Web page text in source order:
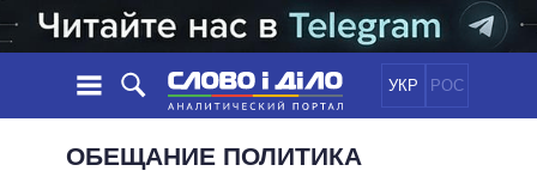
УКР РОС
НОВОСТИ
ОБЕЩАНИЕ ПОЛИТИКА